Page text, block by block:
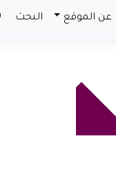
عن الموقع البحث